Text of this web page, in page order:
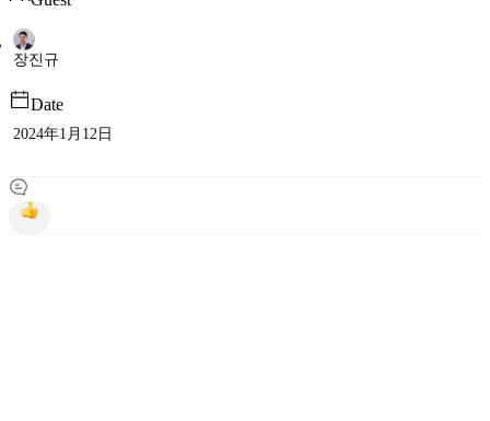
장진규
Date
2024年1月12日